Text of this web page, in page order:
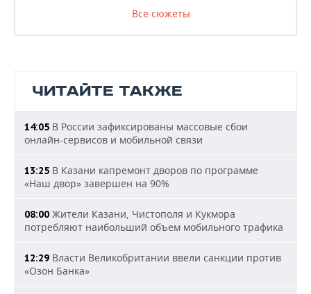
Все сюжеты
ЧИТАЙТЕ ТАКЖЕ
14:05 В России зафиксированы массовые сбои
онлайн-сервисов и мобильной связи
13:25 В Казани капремонт дворов по программе
«Наш двор» завершен на 90%
08:00 Жители Казани, Чистополя и Кукмора
потребляют наибольший объем мобильного трафика
12:29 Власти Великобритании ввели санкции против
«Озон Банка»